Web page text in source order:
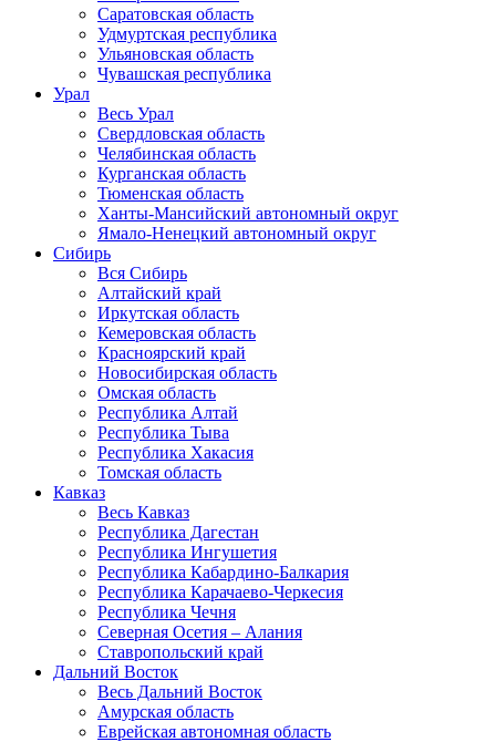
Саратовская область
Удмуртская республика
Ульяновская область
Чувашская республика
Урал
Весь Урал
Свердловская область
Челябинская область
Курганская область
Тюменская область
Ханты-Мансийский автономный округ
Ямало-Ненецкий автономный округ
Сибирь
Вся Сибирь
Алтайский край
Иркутская область
Кемеровская область
Красноярский край
Новосибирская область
Омская область
Республика Алтай
Республика Тыва
Республика Хакасия
Томская область
Кавказ
Весь Кавказ
Республика Дагестан
Республика Ингушетия
Республика Кабардино-Балкария
Республика Карачаево-Черкесия
Республика Чечня
Северная Осетия – Алания
Ставропольский край
Дальний Восток
Весь Дальний Восток
Амурская область
Еврейская автономная область